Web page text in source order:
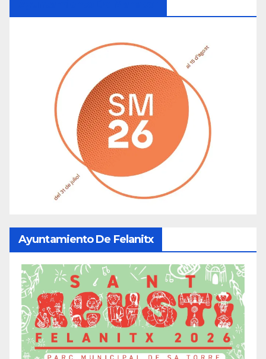
Ayuntamiento De Felanitx